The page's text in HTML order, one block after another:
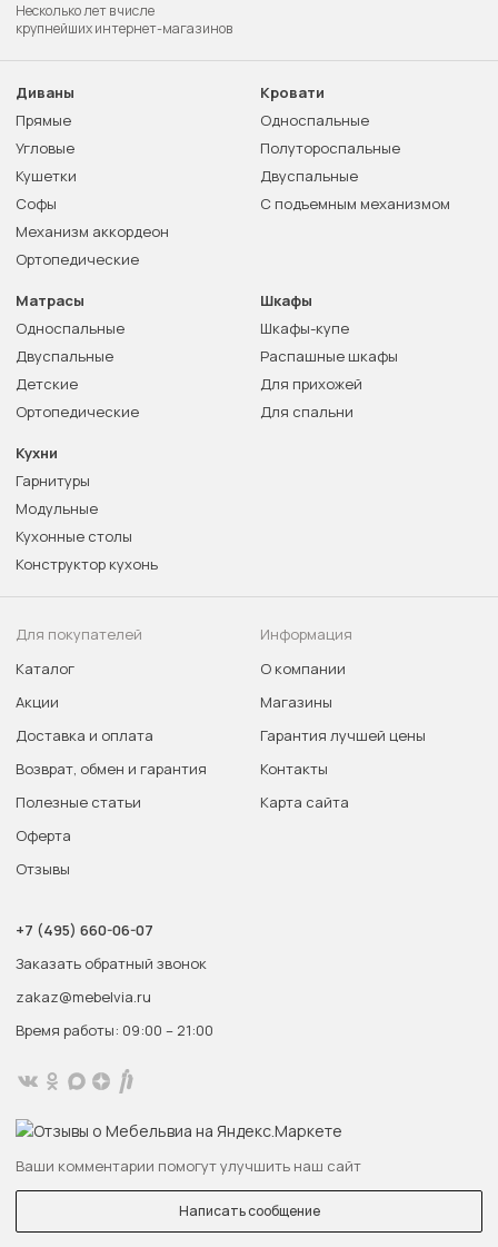
Несколько лет в числе
крупнейших интернет-магазинов
Диваны
Прямые
Угловые
Кушетки
Софы
Механизм аккордеон
Ортопедические
Кровати
Односпальные
Полутороспальные
Двуспальные
С подъемным механизмом
Матрасы
Односпальные
Двуспальные
Детские
Ортопедические
Шкафы
Шкафы-купе
Распашные шкафы
Для прихожей
Для спальни
Кухни
Гарнитуры
Модульные
Кухонные столы
Конструктор кухонь
Для покупателей
Каталог
Акции
Доставка и оплата
Возврат, обмен и гарантия
Полезные статьи
Оферта
Отзывы
Информация
О компании
Магазины
Гарантия лучшей цены
Контакты
Карта сайта
+7 (495) 660-06-07
Заказать обратный звонок
zakaz@mebelvia.ru
Время работы: 09:00 – 21:00
Ваши комментарии помогут улучшить наш сайт
Написать сообщение